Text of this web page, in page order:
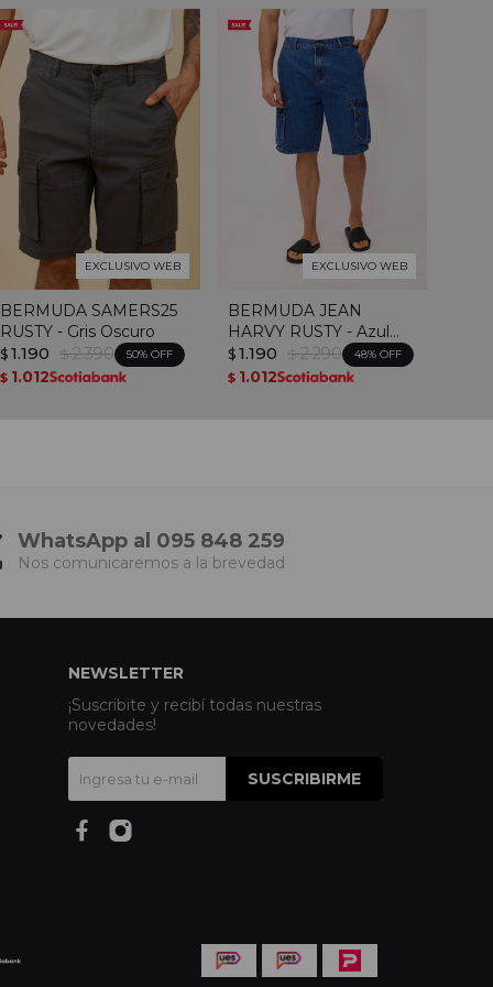
EXCLUSIVO WEB
BERMUDA SAMERS25
RUSTY - Gris Oscuro
$ 1.190 $ 2.390 50
$ 1.012
EXCLUSIVO WEB
BERMUDA JEAN
HARVY RUSTY - Azul
Medio
$ 1.190 $ 2.290 48
$ 1.012
WhatsApp al 095 848 259
Nos comunicaremos a la brevedad
NEWSLETTER
¡Suscribite y recibí todas nuestras
novedades!
SUSCRIBIRME